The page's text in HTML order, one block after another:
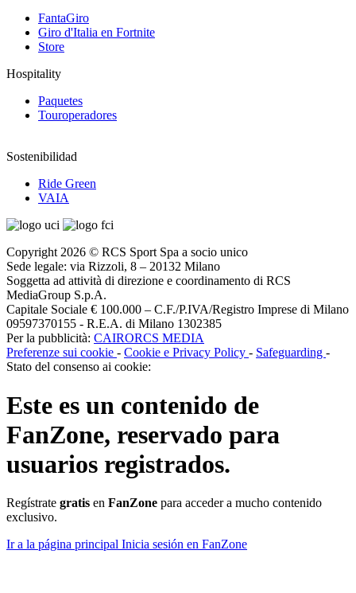
FantaGiro
Giro d'Italia en Fortnite
Store
Hospitality
Paquetes
Touroperadores
Sostenibilidad
Ride Green
VAIA
Copyright 2026 © RCS Sport Spa a socio unico
Sede legale: via Rizzoli, 8 – 20132 Milano
Soggetta ad attività di direzione e coordinamento di RCS
MediaGroup S.p.A.
Capitale Sociale € 100.000 – C.F./P.IVA/Registro Imprese di Milano
09597370155 - R.E.A. di Milano 1302385
Per la pubblicità: CAIRORCS MEDIA
Preferenze sui cookie - Cookie e Privacy Policy - Safeguarding -
Stato del consenso ai cookie:
Este es un contenido de
FanZone, reservado para
usuarios registrados.
Regístrate gratis en FanZone para acceder a mucho contenido
exclusivo.
Ir a la página principal Inicia sesión en FanZone